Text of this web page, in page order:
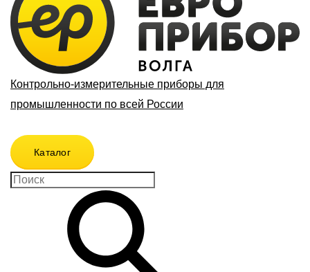
Контрольно-измерительные приборы для
промышленности по всей России
Каталог